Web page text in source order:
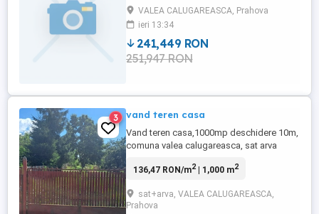
gaze, apa, lumina, Valea Calugareasca,
Valea Popii, 50m pana la strada principala,
2000m patrati, 46000 euro negociabil.
Nedelcu Gheorghe, tel
VALEA CALUGAREASCA, Prahova
ieri 13:34
241,449 RON
251,947 RON
3 vand teren casa
Vand teren casa,1000mp deschidere 10m,
comuna valea calugareasca, sat arva
euro negociabil.
136,47 RON/m2| 1,000 m2
sat+arva, VALEA CALUGAREASCA,
Prahova